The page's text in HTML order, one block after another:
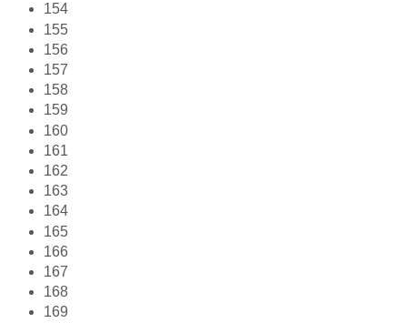
154
155
156
157
158
159
160
161
162
163
164
165
166
167
168
169